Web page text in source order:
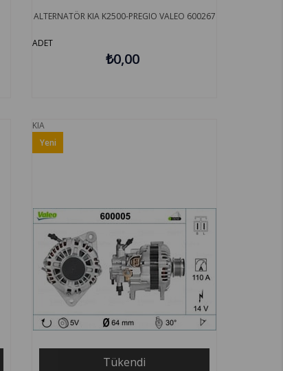
ALTERNATÖR KIA K2500-PREGIO VALEO 600267
ADET
₺0,00
KIA
Tükendi
Yeni